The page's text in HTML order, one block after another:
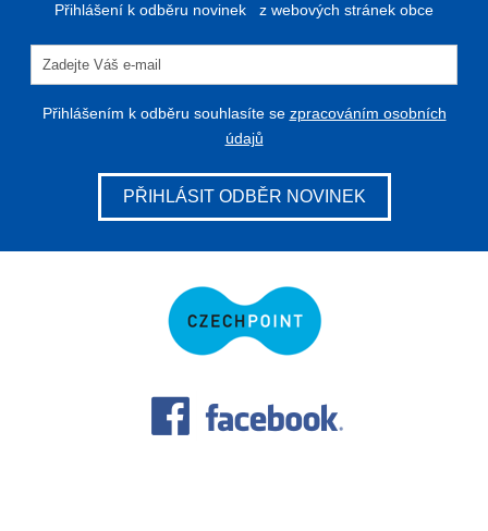
Přihlášení k odběru novinek z webových stránek obce
Přihlášením k odběru souhlasíte se zpracováním osobních
údajů
PŘIHLÁSIT ODBĚR NOVINEK